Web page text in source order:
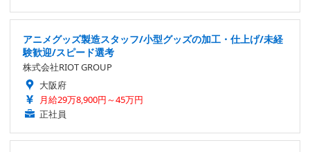
アニメグッズ製造スタッフ/小型グッズの加工・仕上げ/未経
験歓迎/スピード選考
株式会社RIOT GROUP
大阪府
月給29万8,900円～45万円
正社員